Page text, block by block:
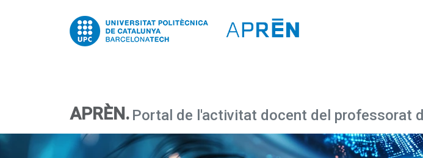
APRÈN. Portal de l'activitat docent del professorat